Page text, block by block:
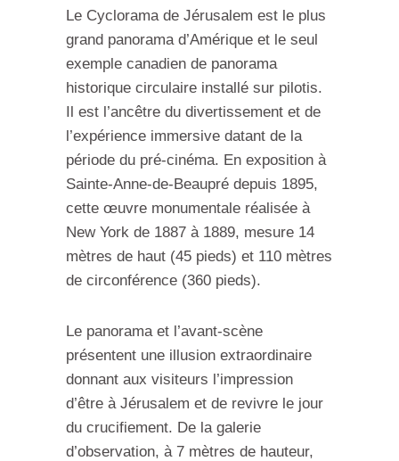
Le Cyclorama de Jérusalem est le plus
grand panorama d’Amérique et le seul
exemple canadien de panorama
historique circulaire installé sur pilotis.
Il est l’ancêtre du divertissement et de
l’expérience immersive datant de la
période du pré-cinéma. En exposition à
Sainte-Anne-de-Beaupré depuis 1895,
cette œuvre monumentale réalisée à
New York de 1887 à 1889, mesure 14
mètres de haut (45 pieds) et 110 mètres
de circonférence (360 pieds).
Le panorama et l’avant-scène
présentent une illusion extraordinaire
donnant aux visiteurs l’impression
d’être à Jérusalem et de revivre le jour
du crucifiement. De la galerie
d’observation, à 7 mètres de hauteur,